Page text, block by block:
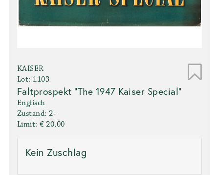
KAISER
Lot: 1103
Faltprospekt "The 1947 Kaiser Special"
Englisch
Zustand: 2-
Limit: € 20,00
Kein Zuschlag